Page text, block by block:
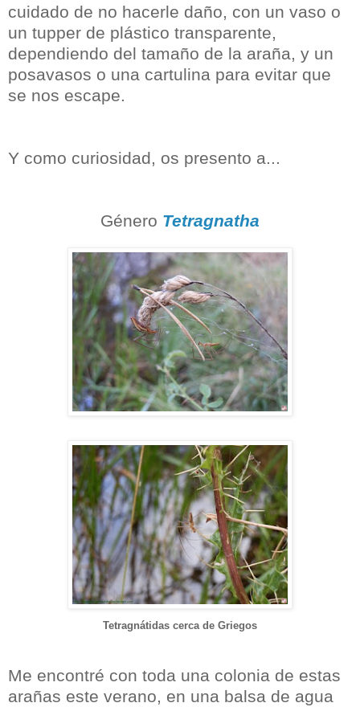
cuidado de no hacerle daño, con un vaso o
un tupper de plástico transparente,
dependiendo del tamaño de la araña, y un
posavasos o una cartulina para evitar que
se nos escape.
Y como curiosidad, os presento a...
Género Tetragnatha
Tetragnátidas cerca de Griegos
Me encontré con toda una colonia de estas
arañas este verano, en una balsa de agua